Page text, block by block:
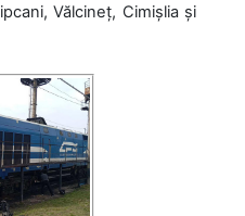
Vălcineț, Cimișlia și